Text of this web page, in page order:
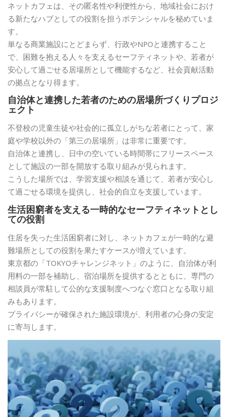
ネットカフェは、その匿名性や利便性から、地域社会におけ
る新たなハブとしての役割を担うポテンシャルを秘めていま
す。
単なる商業施設にとどまらず、行政やNPOと連携すること
で、困難を抱える人々を支えるセーフティネットや、若者が
安心して過ごせる居場所として機能するなど、社会貢献活動
の拠点となり得ます。
自治体と連携した若者のための居場所づくりプロジ
ェクト
不登校の児童生徒や社会的に孤立しがちな若者にとって、家
庭や学校以外の「第三の居場所」は非常に重要です。
自治体と連携し、日中の空いている時間帯にフリースペース
として施設の一部を開放する取り組みが見られます。
こうした場所では、学習支援や相談を通じて、若者が安心し
て過ごせる環境を提供し、社会的自立を支援しています。
生活困窮者を支える一時的なセーフティネットとし
ての役割
住居を失った生活困窮者に対し、ネットカフェが一時的な避
難場所としての役割を果たすケースが増えています。
東京都の「TOKYOチャレンジネット」のように、自治体が利
用料の一部を補助し、宿泊場所を提供するとともに、専門の
相談員が常駐して公的な支援制度へつなぐ窓口となる取り組
みもあります。
プライバシーが確保された施設環境が、利用者の心身の安定
に寄与します。